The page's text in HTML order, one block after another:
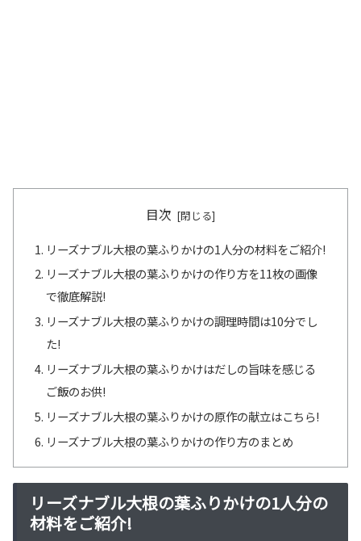
目次
リーズナブル大根の葉ふりかけの1人分の材料をご紹介!
リーズナブル大根の葉ふりかけの作り方を11枚の画像
で徹底解説!
リーズナブル大根の葉ふりかけの調理時間は10分でし
た!
リーズナブル大根の葉ふりかけはだしの旨味を感じる
ご飯のお供!
リーズナブル大根の葉ふりかけの原作の献立はこちら!
リーズナブル大根の葉ふりかけの作り方のまとめ
リーズナブル大根の葉ふりかけの1人分の
材料をご紹介!